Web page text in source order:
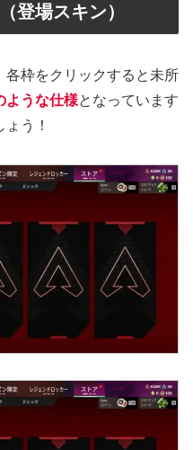
登場スキン）
各枠をクリックすると未所
ような仕様となっています
う！